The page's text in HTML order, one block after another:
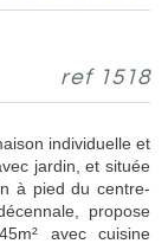
ref 1518
individuelle et
jardin, et située
à pied du centre-
propose
avec cuisine